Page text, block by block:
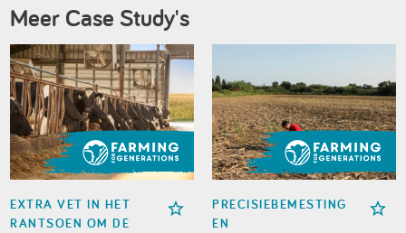
Meer Case Study's
EXTRA VET IN HET
RANTSOEN OM DE
PRECISIEBEMESTING
EN